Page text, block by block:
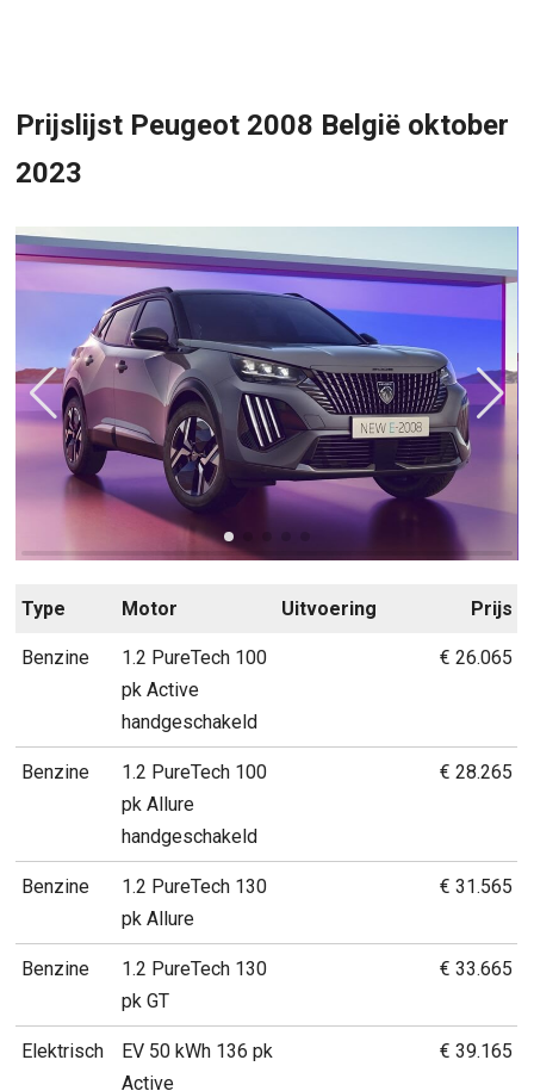
Prijslijst Peugeot 2008 België oktober
2023
Type Motor Uitvoering Prijs
Benzine
1.2 PureTech 100
pk Active
handgeschakeld
€ 26.065
Benzine
1.2 PureTech 100
pk Allure
handgeschakeld
€ 28.265
Benzine
1.2 PureTech 130
pk Allure
€ 31.565
Benzine
1.2 PureTech 130
pk GT
€ 33.665
Elektrisch
EV 50 kWh 136 pk
Active
€ 39.165